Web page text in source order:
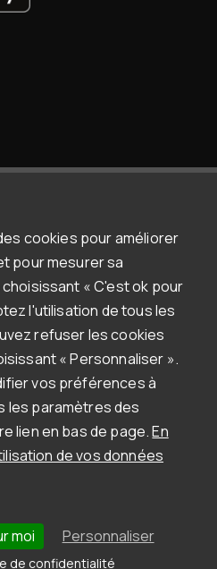
© Flexio.
confidentialité
cookies pour améliorer
pour mesurer sa
« C'est ok pour
l'utilisation de tous les
refuser les cookies
« Personnaliser ».
vos préférences à
les paramètres des
lien en bas de page.En
de vos données
moi Personnaliser
de confidentialité